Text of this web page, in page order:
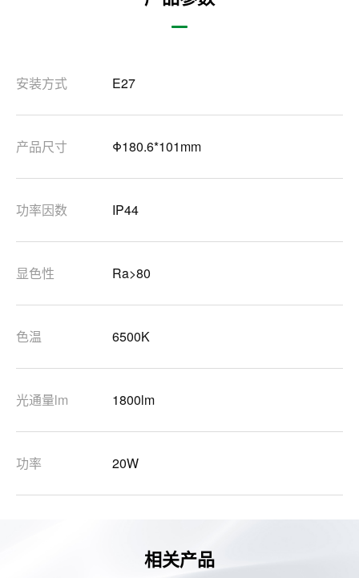
安装方式 E27
产品尺寸 Φ180.6*101mm
功率因数 IP44
显色性 Ra>80
色温 6500K
光通量lm 1800lm
功率 20W
相关产品